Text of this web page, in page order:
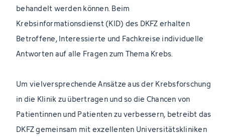
behandelt werden können. Beim
Krebsinformationsdienst (KID) des DKFZ erhalten
Betroffene, Interessierte und Fachkreise individuelle
Antworten auf alle Fragen zum Thema Krebs.
Um vielversprechende Ansätze aus der Krebsforschung
in die Klinik zu übertragen und so die Chancen von
Patientinnen und Patienten zu verbessern, betreibt das
DKFZ gemeinsam mit exzellenten Universitätskliniken